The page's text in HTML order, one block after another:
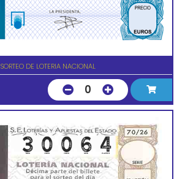
SORTEO DE LOTERIA NACIONAL
0